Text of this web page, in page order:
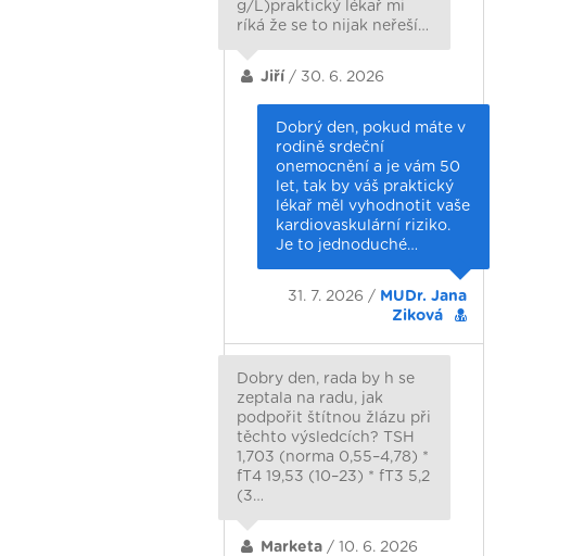
g/L)praktický lékař mi
ríká že se to nijak neřeší…
Jiří / 30. 6. 2026
Dobrý den, pokud máte v
rodině srdeční
onemocnění a je vám 50
let, tak by váš praktický
lékař měl vyhodnotit vaše
kardiovaskulární riziko.
Je to jednoduché…
31. 7. 2026 / MUDr. Jana
Ziková
Dobry den, rada by h se
zeptala na radu, jak
podpořit štítnou žlázu při
těchto výsledcích? TSH
1,703 (norma 0,55–4,78) *
fT4 19,53 (10–23) * fT3 5,2
(3…
Marketa / 10. 6. 2026